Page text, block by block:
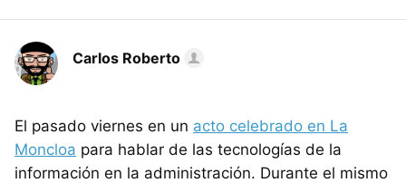
Carlos Roberto
El pasado viernes en un acto celebrado en La
Moncloa para hablar de las tecnologías de la
información en la administración. Durante el mismo